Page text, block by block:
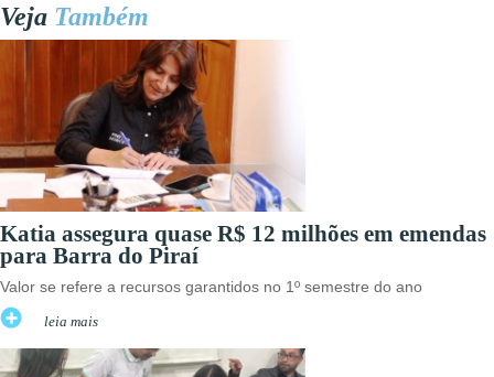
Veja Também
Katia assegura quase R$ 12 milhões em emendas
para Barra do Piraí
Valor se refere a recursos garantidos no 1º semestre do ano
leia mais